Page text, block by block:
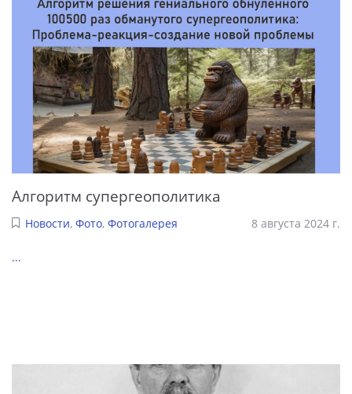
Алгоритм супергеополитика
Новости, Фото, Фотогалерея 8 августа 2024 г.
...